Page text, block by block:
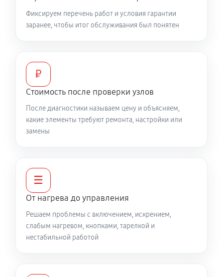
Фиксируем перечень работ и условия гарантии
заранее, чтобы итог обслуживания был понятен
₽
Стоимость после проверки узлов
После диагностики называем цену и объясняем,
какие элементы требуют ремонта, настройки или
замены
☰
От нагрева до управления
Решаем проблемы с включением, искрением,
слабым нагревом, кнопками, тарелкой и
нестабильной работой